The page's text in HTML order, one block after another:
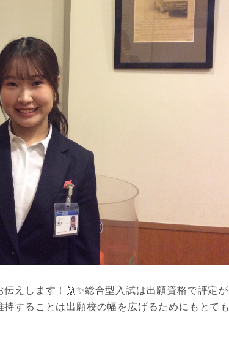
伝えします！🙌✨総合型入試は出願資格で評定が
することは出願校の幅を広げるためにもとても